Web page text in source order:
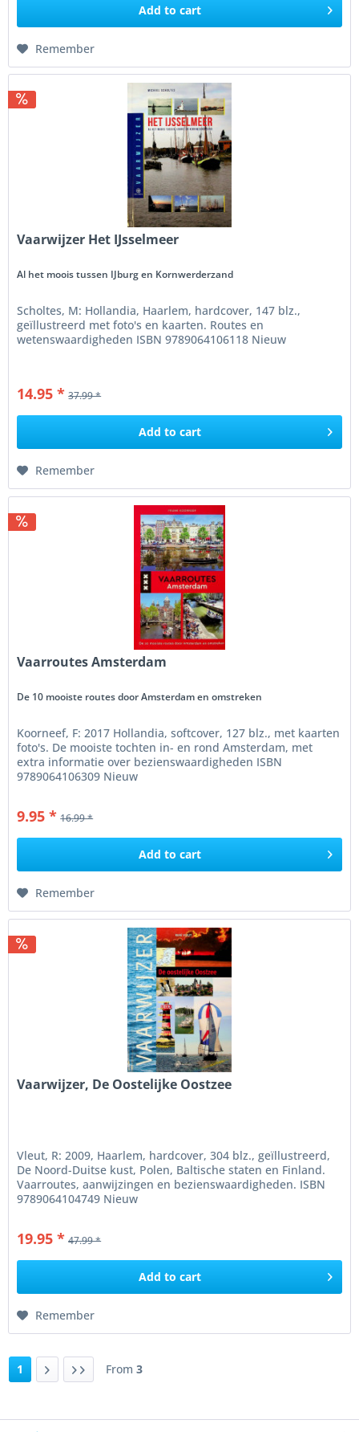
Add to cart
Remember
Vaarwijzer Het IJsselmeer
Al het moois tussen IJburg en Kornwerderzand
Scholtes, M: Hollandia, Haarlem, hardcover, 147 blz.,
geïllustreerd met foto's en kaarten. Routes en
wetenswaardigheden ISBN 9789064106118 Nieuw
14.95 * 37.99 *
Add to cart
Remember
Vaarroutes Amsterdam
De 10 mooiste routes door Amsterdam en omstreken
Koorneef, F: 2017 Hollandia, softcover, 127 blz., met kaarten
foto's. De mooiste tochten in- en rond Amsterdam, met
extra informatie over bezienswaardigheden ISBN
9789064106309 Nieuw
9.95 * 16.99 *
Add to cart
Remember
Vaarwijzer, De Oostelijke Oostzee
Vleut, R: 2009, Haarlem, hardcover, 304 blz., geïllustreerd,
De Noord-Duitse kust, Polen, Baltische staten en Finland.
Vaarroutes, aanwijzingen en bezienswaardigheden. ISBN
9789064104749 Nieuw
19.95 * 47.99 *
Add to cart
Remember
1 From 3